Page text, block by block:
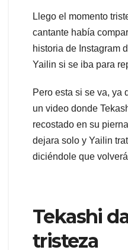
Llego el momento
cantante había
historia de Instagram
Yailin si se iba para
Pero esta si se va, ya
un video donde
recostado en su
dejara solo y Yailin
diciéndole que
Tekashi
tristeza